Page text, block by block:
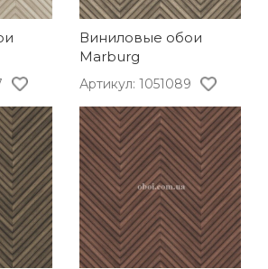
Виниловые обои
Marburg
Артикул: 1051089